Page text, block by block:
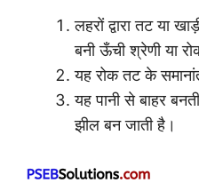
लहरों द्वारा तट या
बनी ऊँची श्रेणी या
यह रोक तट के
यह पानी से बाहर
झील बन जाती है।